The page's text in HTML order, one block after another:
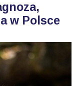
w Polsce